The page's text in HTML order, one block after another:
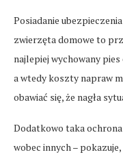
Posiadanie
zwierzęta domowe to
najlepiej wychowany
a wtedy koszty napraw
obawiać się, że nagła
Dodatkowo taka
wobec innych –